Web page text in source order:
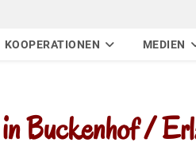
KOOPERATIONEN MEDIEN
Buckenhof /